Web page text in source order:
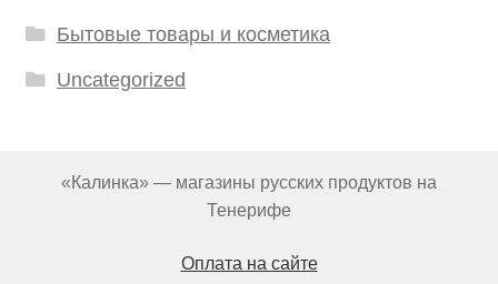
Бытовые товары и косметика
Uncategorized
«Калинка» — магазины русских продуктов на
Тенерифе
Оплата на сайте